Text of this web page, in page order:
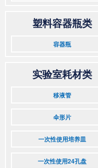
塑料容器瓶类
容器瓶
实验室耗材类
移液管
伞形片
一次性使用培养皿
一次性使用24孔盘